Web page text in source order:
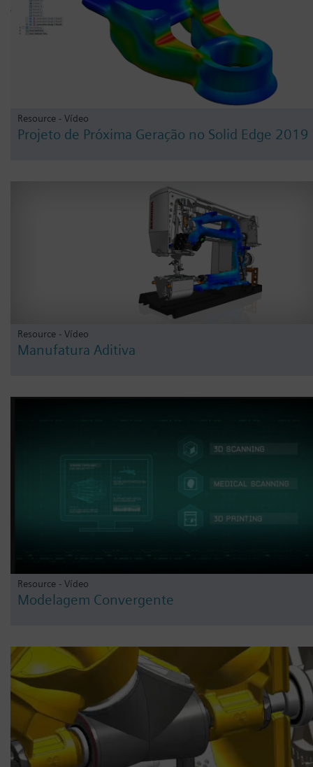
Resource - Vídeo
Projeto de Próxima Geração no Solid Edge 2019
Resource - Vídeo
Manufatura Aditiva
Resource - Vídeo
Modelagem Convergente